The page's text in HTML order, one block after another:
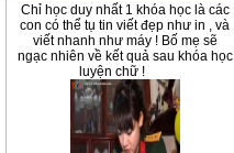
Chỉ học duy nhất 1 khóa học là các
con có thể tụ tin viết đẹp như in , và
viết nhanh như máy ! Bố mẹ sẽ
ngạc nhiên về kết quả sau khóa học
luyện chữ !